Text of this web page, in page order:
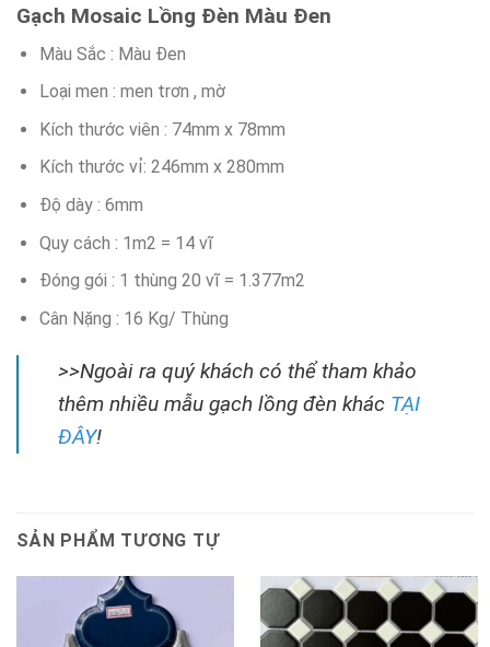
Gạch Mosaic Lồng Đèn Màu Đen
Màu Sắc : Màu Đen
Loại men : men trơn , mờ
Kích thước viên : 74mm x 78mm
Kích thước vỉ: 246mm x 280mm
Độ dày : 6mm
Quy cách : 1m2 = 14 vĩ
Đóng gói : 1 thùng 20 vĩ = 1.377m2
Cân Nặng : 16 Kg/ Thùng
>>Ngoài ra quý khách có thể tham khảo
thêm nhiều mẫu gạch lồng đèn khác TẠI
ĐÂY!
SẢN PHẨM TƯƠNG TỰ